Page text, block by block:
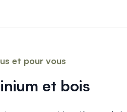
contemporains
traditionnels
architectes
avec décors
économiques
et bois
et pour vous